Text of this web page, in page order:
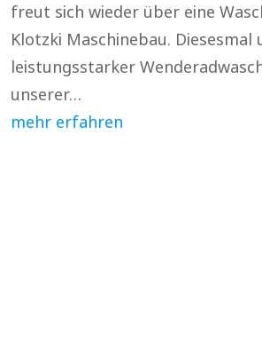
freut sich wieder über eine
Klotzki Maschinebau. Diesesmal
leistungsstarker
unserer…
mehr erfahren